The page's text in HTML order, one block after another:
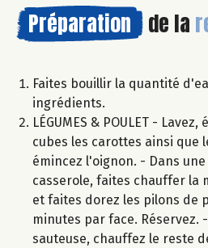
Préparation de la
Faites bouillir la quantité
ingrédients.
LÉGUMES & POULET -
cubes les carottes ainsi que
émincez l'oignon. - Dans
casserole, faites chauffer la
et faites dorez les pilons de
minutes par face. Réservez.
sauteuse, chauffez le reste